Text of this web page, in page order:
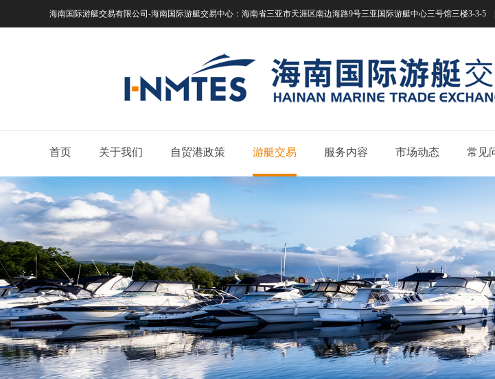
海南国际游艇交易有限公司-海南国际游艇交易中心： 海南省三亚市天涯区南边海路9号三亚国际游艇中心三号馆三楼3-
首页 关于我们 自贸港政策 游艇交易 服务内容 市场动态 常见